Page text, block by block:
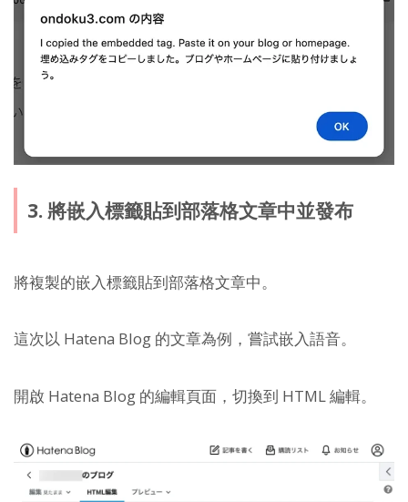
3. 將嵌入標籤貼到部落格文章中並發布
將複製的嵌入標籤貼到部落格文章中。
這次以 Hatena Blog 的文章為例，嘗試嵌入語音。
開啟 Hatena Blog 的編輯頁面，切換到 HTML 編輯。